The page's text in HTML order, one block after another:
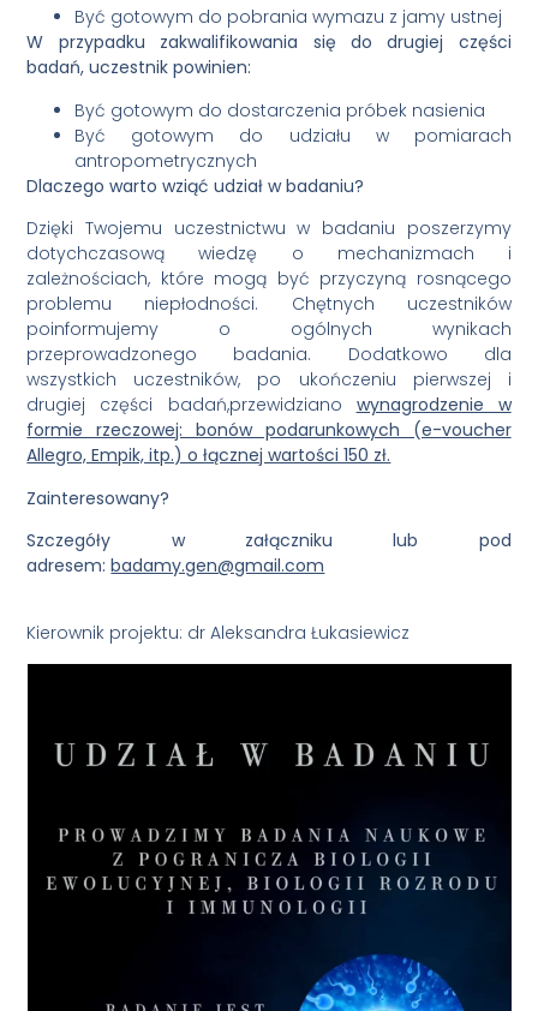
Być gotowym do pobrania wymazu z jamy ustnej
W przypadku zakwalifikowania się do drugiej części
badań, uczestnik powinien:
Być gotowym do dostarczenia próbek nasienia
Być gotowym do udziału w pomiarach
antropometrycznych
Dlaczego warto wziąć udział w badaniu?
Dzięki Twojemu uczestnictwu w badaniu poszerzymy
dotychczasową wiedzę o mechanizmach i
zależnościach, które mogą być przyczyną rosnącego
problemu niepłodności. Chętnych uczestników
poinformujemy o ogólnych wynikach
przeprowadzonego badania. Dodatkowo dla
wszystkich uczestników, po ukończeniu pierwszej i
drugiej części badań,przewidziano
wynagrodzenie w
formie rzeczowej: bonów podarunkowych (e-voucher
Allegro, Empik, itp.) o łącznej wartości 150 zł.
Zainteresowany?
Szczegóły w załączniku lub pod
adresem:badamy.gen@gmail.com
Kierownik projektu: dr Aleksandra Łukasiewicz